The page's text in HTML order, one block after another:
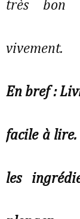
très bon
vivement.
En bref :
facile à lire.
les